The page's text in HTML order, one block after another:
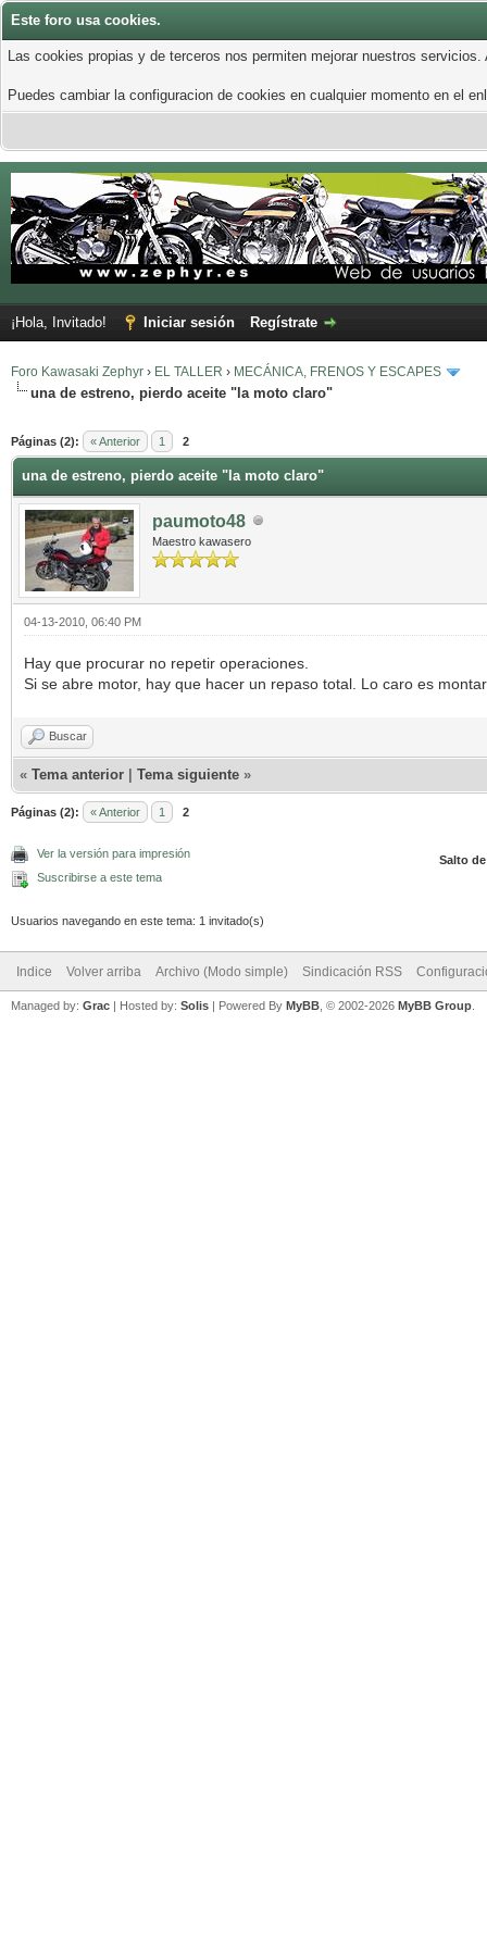
Este foro usa cookies.
Las cookies propias y de terceros nos permiten mejorar nuestros
Puedes cambiar la configuracion de cookies en cualquier momento en el
¡Hola, Invitado! Iniciar sesión Regístrate
Foro Kawasaki Zephyr › EL TALLER › MECÁNICA, FRENOS Y ESCAPES
una de estreno, pierdo aceite "la moto claro"
Páginas (2): « Anterior 1 2
una de estreno, pierdo aceite "la moto claro"
paumoto48
Maestro kawasero
04-13-2010, 06:40 PM
Hay que procurar no repetir operaciones.
Si se abre motor, hay que hacer un repaso total. Lo caro es
Buscar
« Tema anterior Tema siguiente »
Páginas (2): « Anterior 1 2
Ver la versión para impresión
Suscribirse a este tema
Salto
Usuarios navegando en este tema: 1 invitado(s)
Indice Volver arriba Archivo (Modo simple) Sindicación RSS
Managed by: Grac | Hosted by: Solis | Powered By MyBB , © 2002-2026 MyBB Group